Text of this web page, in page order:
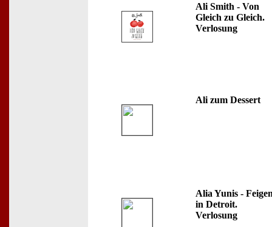
Ali Smith - Von
Gleich zu Gleich.
Verlosung
Ali zum Dessert
Alia Yunis -
in Detroit.
Verlosung